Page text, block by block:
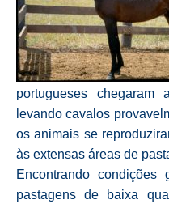
portugueses
levando cavalos
os animais se
às extensas áreas de
Encontrando condições
pastagens de baixa